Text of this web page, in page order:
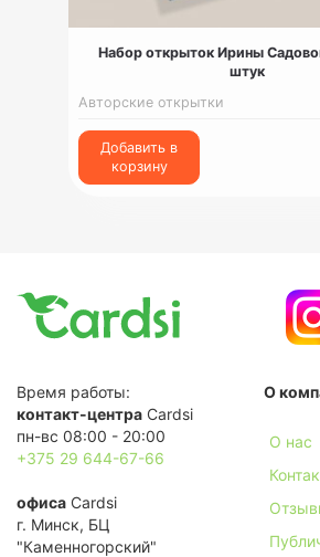
Набор открыток Ирины
штук
Авторские открытки
Добавить в
корзину
Время работы:
контакт-центра Cardsi
пн-вс 08:00 - 20:00
+375 29 644-67-66
офиса Cardsi
г. Минск, БЦ
"Каменногорский"
О
О нас